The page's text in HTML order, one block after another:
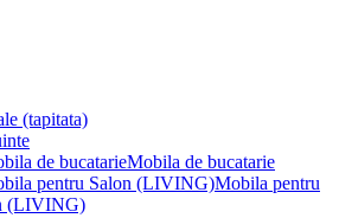
(tapitata)
Mobila de bucatarie
Mobila pentru
(LIVING)